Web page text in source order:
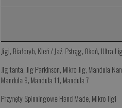
Jigi, Białoryb, Kleń / Jaź, Pstrąg, Okoń, Ultra
Jig tanta, Jig Parkinson, Mikro Jig, Mandula
Mandula 9, Mandula 11, Mandula 7
Przynęty Spinningowe Hand Made, Mikro Jigi